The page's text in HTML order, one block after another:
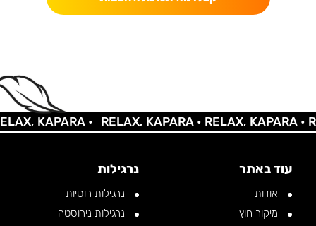
KAPARA • RELAX, KAPARA •RELAX, KAPARA •
עוד באתר
אודות
מיקור חוץ
נרגילות
נרגילות רוסיות
נרגילות נירוסטה